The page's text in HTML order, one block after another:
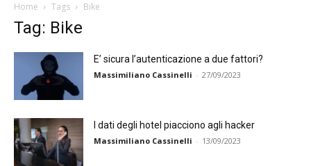
Home Tags Bike
Tag: Bike
E’ sicura l’autenticazione a due fattori?
Massimiliano Cassinelli - 27/09/2023
I dati degli hotel piacciono agli hacker
Massimiliano Cassinelli - 13/09/2023